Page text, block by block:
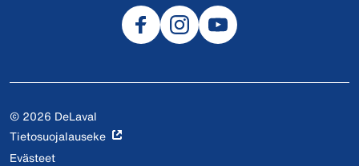
© 2026 DeLaval
Tietosuojalauseke
Evästeet